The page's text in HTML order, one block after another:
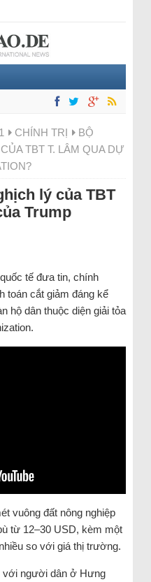
CHÍNH TRỊ
BỘ
TBT T. LÂM QUA DỰ
lý của TBT
Trump
tế đưa tin, chính
toán cắt giảm đáng kể
hộ dân thuộc diện giải tỏa
vuông đất nông nghiệp
từ 12–30 USD, kèm một
so với giá thị trường.
với người dân ở Hưng